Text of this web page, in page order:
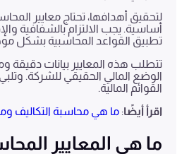
لتحقيق أهدافها، تحتاج معايير
أساسية. يجب الالتزام بالشفافية
تطبيق القواعد المحاسبية بشكل
تتطلب هذه المعايير بيانات
الوضع المالي الحقيقي للشركة.
القوائم المالية.
اقرأ أيضًا: ما هي محاسبة التكاليف
ما هي المعايير